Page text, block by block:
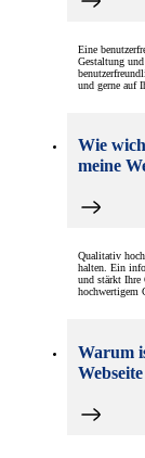
Eine
Gestaltung
und gerne auf
Wie
meine
Qualitativ
halten. Ein
und stärkt Ihre
hochwertigem
Warum